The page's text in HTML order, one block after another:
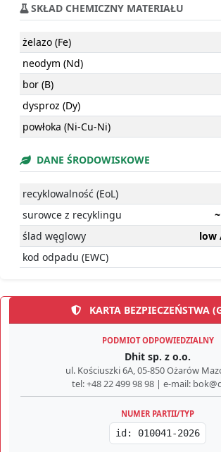
SKŁAD CHEMICZNY MATERIAŁU
żelazo (Fe)
neodym (Nd)
bor (B)
dysproz (Dy)
powłoka (Ni-Cu-Ni)
DANE ŚRODOWISKOWE
recyklowalność (EoL)
surowce z recyklingu
ślad węglowy
low
kod odpadu (EWC)
KARTA BEZPIECZEŃSTWA
PODMIOT ODPOWIEDZIALNY
Dhit sp. z o.o.
ul. Kościuszki 6A, 05-850 Ożarów
tel: +48 22 499 98 98 | e-mail:
NUMER PARTII/TYP
id: 010041-2026